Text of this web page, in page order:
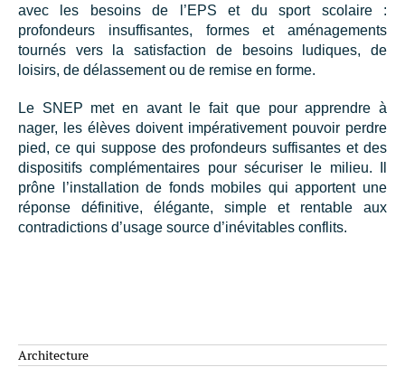
Architecture
avec les besoins de l’EPS et du sport scolaire :
profondeurs insuffisantes, formes et aménagements
tournés vers la satisfaction de besoins ludiques, de
loisirs, de délassement ou de remise en forme.
Le SNEP met en avant le fait que pour apprendre à
nager, les élèves doivent impérativement pouvoir perdre
pied, ce qui suppose des profondeurs suffisantes et des
dispositifs complémentaires pour sécuriser le milieu. Il
prône l’installation de fonds mobiles qui apportent une
réponse définitive, élégante, simple et rentable aux
contradictions d’usage source d’inévitables conflits.